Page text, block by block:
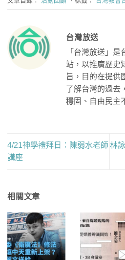
台灣放送
「台灣放送」
站，以推廣歷史
旨，目的在提供
了解台灣的過去
穩固、自由民主
4/21神學禮拜日：陳弱水老師
講座
林
相關文章